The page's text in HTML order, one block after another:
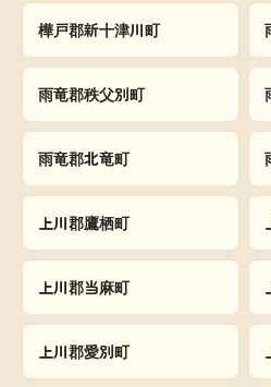
樺戸郡新十津川町
雨竜郡秩父別町
雨竜郡北竜町
上川郡鷹栖町
上川郡当麻町
上川郡愛別町